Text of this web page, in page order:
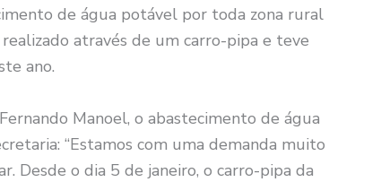
de água potável por toda zona rural
através de um carro-pipa e teve
ano.
Manoel, o abastecimento de água
“Estamos com uma demanda muito
Desde o dia 5 de janeiro, o carro-pipa da